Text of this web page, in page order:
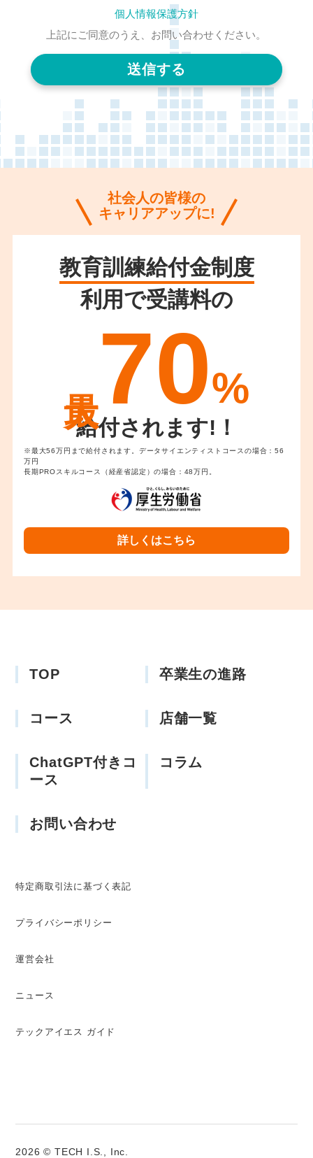
個人情報保護方針
上記にご同意のうえ、お問い合わせください。
社会人の皆様の
キャリアアップに!
教育訓練給付金制度
利用で受講料の
70%
給付されます!！
※最大56万円まで給付されます。データサイエンティストコースの場合：56
万円
長期PROスキルコース（経産省認定）の場合：48万円。
詳しくはこちら
TOP 卒業生の進路
コース 店舗一覧
ChatGPT付きコ
ース
コラム
お問い合わせ
特定商取引法に基づく表記
プライバシーポリシー
運営会社
ニュース
テックアイエス ガイド
2026 © TECH I.S., Inc.